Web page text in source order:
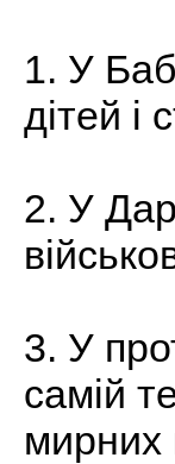
1. У
дітей і
2. У
3. У
самій
мирних